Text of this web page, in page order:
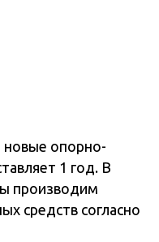
новые опорно-
1 год. В
производим
средств согласно